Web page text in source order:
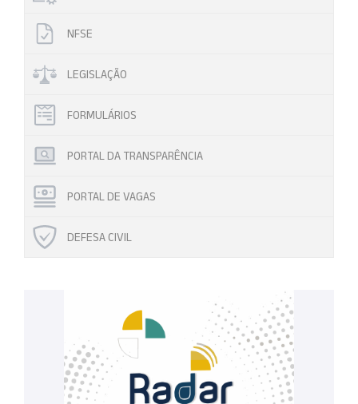
NFSE
LEGISLAÇÃO
FORMULÁRIOS
PORTAL DA TRANSPARÊNCIA
PORTAL DE VAGAS
DEFESA CIVIL